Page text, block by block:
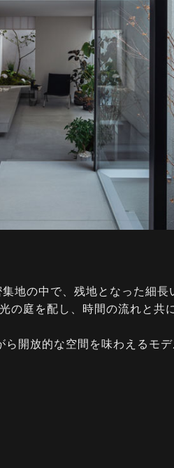
地の中で、残地となった細長
の庭を配し、時間の流れと共
開放的な空間を味わえるモデ